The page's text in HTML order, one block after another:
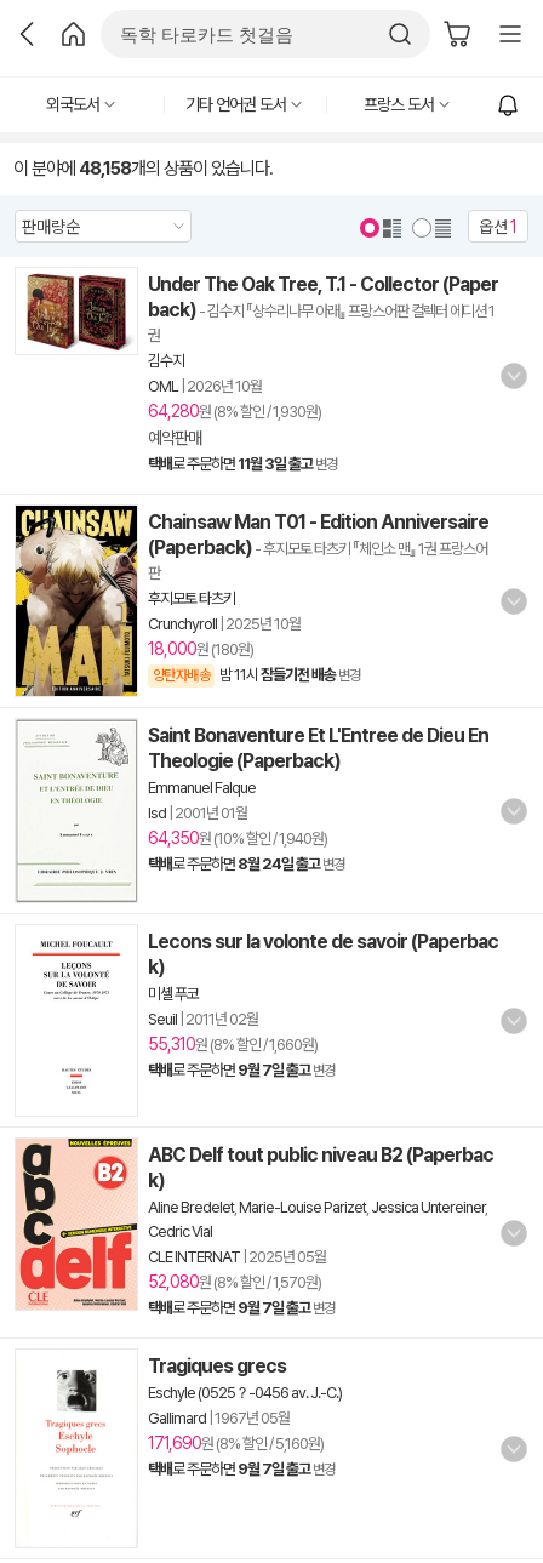
외국도서 기타 언어권 도서 프랑스 도서
이 분야에 48,158개의 상품이 있습니다.
옵션1
Under The Oak Tree, T.1 - Collector (Paper
back) - 김수지 『상수리나무 아래』 프랑스어판 컬렉터 에디션 1
권
김수지
OML| 2026년 10월
64,280원 (8% 할인 / 1,930원)
예약판매
택배로 주문하면 11월 3일 출고 변경
Chainsaw Man T01 - Edition Anniversaire
(Paperback) - 후지모토 타츠키 『체인소 맨』 1권 프랑스어
판
후지모토 타츠키
Crunchyroll 2025년 10월
18,000원 (180원)
양탄자배송 밤 11시 잠들기전 배송 변경
Saint Bonaventure Et L'Entree de Dieu En
Theologie (Paperback)
Emmanuel Falque
Isd 2001년 01월
64,350원 (10% 할인 / 1,940원)
택배로 주문하면 8월 24일 출고 변경
Lecons sur la volonte de savoir (Paperbac
k)
미셸 푸코
Seuil 2011년 02월
55,310원 (8% 할인 / 1,660원)
택배로 주문하면 9월 7일 출고 변경
ABC Delf tout public niveau B2 (Paperbac
k)
Aline Bredelet, Marie-Louise Parizet, Jessica Untereiner,
Cedric Vial
CLE INTERNAT 2025년 05월
52,080원 (8% 할인 / 1,570원)
택배로 주문하면 9월 7일 출고 변경
Tragiques grecs
Eschyle (0525？-0456 av. J.-C.)
Gallimard 1967년 05월
171,690원 (8% 할인 / 5,160원)
택배로 주문하면 9월 7일 출고 변경